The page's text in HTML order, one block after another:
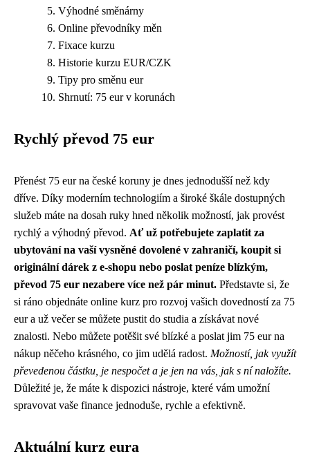
Výhodné směnárny
Online převodníky měn
Fixace kurzu
Historie kurzu EUR/CZK
Tipy pro směnu eur
Shrnutí: 75 eur v korunách
Rychlý převod 75 eur
Přenést 75 eur na české koruny je dnes jednodušší než kdy
dříve. Díky moderním technologiím a široké škále dostupných
služeb máte na dosah ruky hned několik možností, jak provést
rychlý a výhodný převod. Ať už potřebujete zaplatit za
ubytování na vaší vysněné dovolené v zahraničí, koupit si
originální dárek z e-shopu nebo poslat peníze blízkým,
převod 75 eur nezabere více než pár minut. Představte si, že
si ráno objednáte online kurz pro rozvoj vašich dovedností za 75
eur a už večer se můžete pustit do studia a získávat nové
znalosti. Nebo můžete potěšit své blízké a poslat jim 75 eur na
nákup něčeho krásného, co jim udělá radost. Možností, jak využít
převedenou částku, je nespočet a je jen na vás, jak s ní naložíte.
Důležité je, že máte k dispozici nástroje, které vám umožní
spravovat vaše finance jednoduše, rychle a efektivně.
Aktuální kurz eura